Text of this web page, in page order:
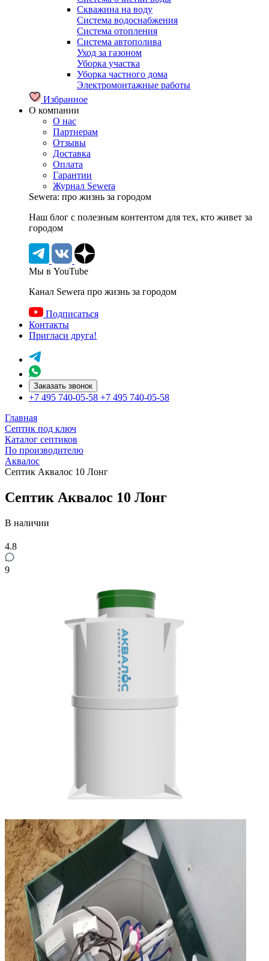
Скважина на воду
Система водоснабжения
Система отопления
Система автополива
Уход за газоном
Уборка участка
Уборка частного дома
Электромонтажные работы
Избранное
О компании
О нас
Партнерам
Отзывы
Доставка
Оплата
Гарантии
Журнал Sewera
Sewera: про жизнь за городом
Наш блог c полезным контентом для тех, кто живет за
городом
Мы в YouTube
Канал Sewera про жизнь за городом
Подписаться
Контакты
Пригласи друга!
Заказать звонок
+7 495 740-05-58 +7 495 740-05-58
Главная
Септик под ключ
Каталог септиков
По производителю
Аквалос
Септик Аквалос 10 Лонг
Септик Аквалос 10 Лонг
В наличии
4.8
9